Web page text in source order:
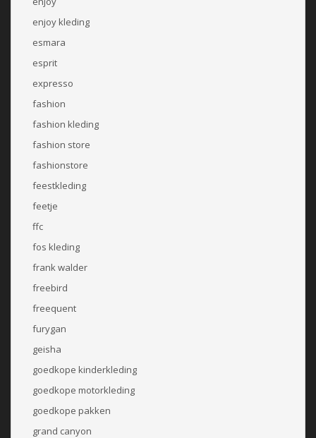
enjoy kleding
esmara
esprit
expresso
fashion
fashion kleding
fashion store
fashionstore
feestkleding
feetje
ffc
fos kleding
frank walder
freebird
freequent
furygan
geisha
goedkope kinderkleding
goedkope motorkleding
goedkope pakken
grand canyon